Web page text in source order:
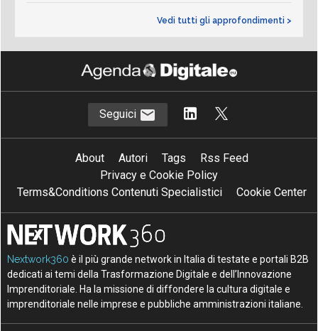
Vedi tutti gli approfondimenti >
Seguici
About Autori Tags
Rss Feed
Privacy e Cookie Policy
Terms&Conditions Contenuti Specialistici
Cookie Center
Nextwork360 è il più grande network in Italia di testate e portali B2B
dedicati ai temi della Trasformazione Digitale e dell’Innovazione
Imprenditoriale. Ha la missione di diffondere la cultura digitale e
imprenditoriale nelle imprese e pubbliche amministrazioni italiane.